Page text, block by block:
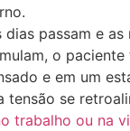
passam e as
o
e em um
tensão se
trabalho ou na